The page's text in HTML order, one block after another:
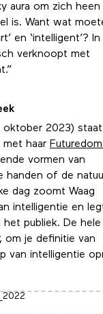
aura om zich heen
is. Want wat
en ‘intelligent’?
verknoopt met
2023) staat
met haar
vormen van
handen of de
dag zoomt Waag
intelligentie en
publiek. De
om je definitie van
van intelligentie